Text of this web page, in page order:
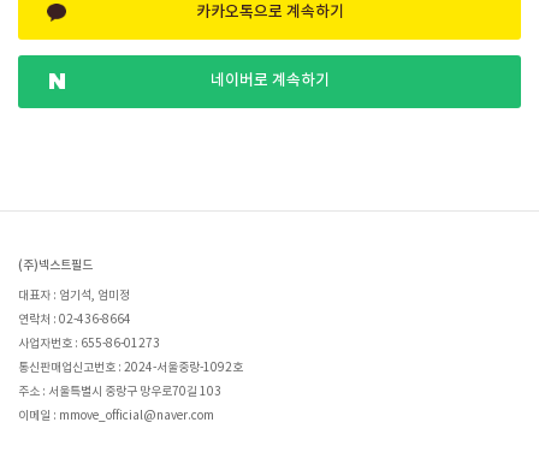
카카오톡으로 계속하기
네이버로 계속하기
(주)넥스트필드
대표자 : 엄기석, 엄미정
연락처 : 02-436-8664
사업자번호 : 655-86-01273
통신판매업신고번호 : 2024-서울중랑-1092호
주소 : 서울특별시 중랑구 망우로70길 103
이메일 : mmove_official@naver.com